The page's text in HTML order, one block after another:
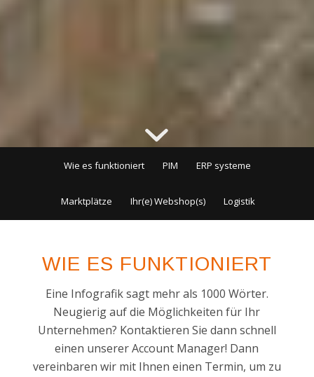
Wie es funktioniert PIM ERP systeme
Marktplätze Ihr(e) Webshop(s) Logistik
WIE ES FUNKTIONIERT
Eine Infografik sagt mehr als 1000 Wörter.
Neugierig auf die Möglichkeiten für Ihr
Unternehmen? Kontaktieren Sie dann schnell
einen unserer Account Manager! Dann
vereinbaren wir mit Ihnen einen Termin, um zu